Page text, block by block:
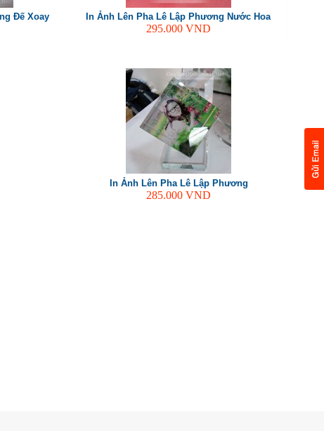
Đế Xoay
In Ảnh Lên Pha Lê Lập Phương Nước Hoa
295.000 VND
In Ảnh Lên Pha Lê Lập Phương
285.000 VND